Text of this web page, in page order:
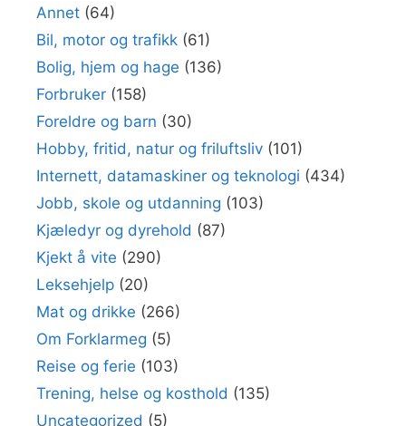
Annet (64)
Bil, motor og trafikk (61)
Bolig, hjem og hage (136)
Forbruker (158)
Foreldre og barn (30)
Hobby, fritid, natur og friluftsliv (101)
Internett, datamaskiner og teknologi (434)
Jobb, skole og utdanning (103)
Kjæledyr og dyrehold (87)
Kjekt å vite (290)
Leksehjelp (20)
Mat og drikke (266)
Om Forklarmeg (5)
Reise og ferie (103)
Trening, helse og kosthold (135)
Uncategorized (5)